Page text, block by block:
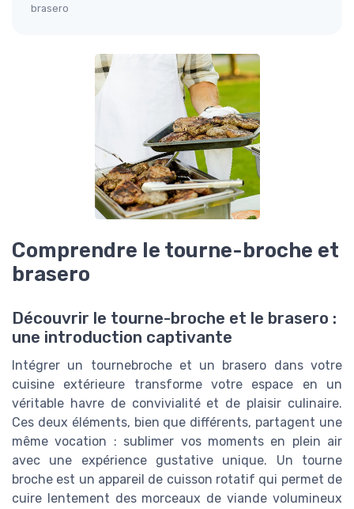
brasero
Comprendre le tourne-broche et
brasero
Découvrir le tourne-broche et le brasero :
une introduction captivante
Intégrer un tournebroche et un brasero dans votre
cuisine extérieure transforme votre espace en un
véritable havre de convivialité et de plaisir culinaire.
Ces deux éléments, bien que différents, partagent une
même vocation : sublimer vos moments en plein air
avec une expérience gustative unique. Un tourne
broche est un appareil de cuisson rotatif qui permet de
cuire lentement des morceaux de viande volumineux